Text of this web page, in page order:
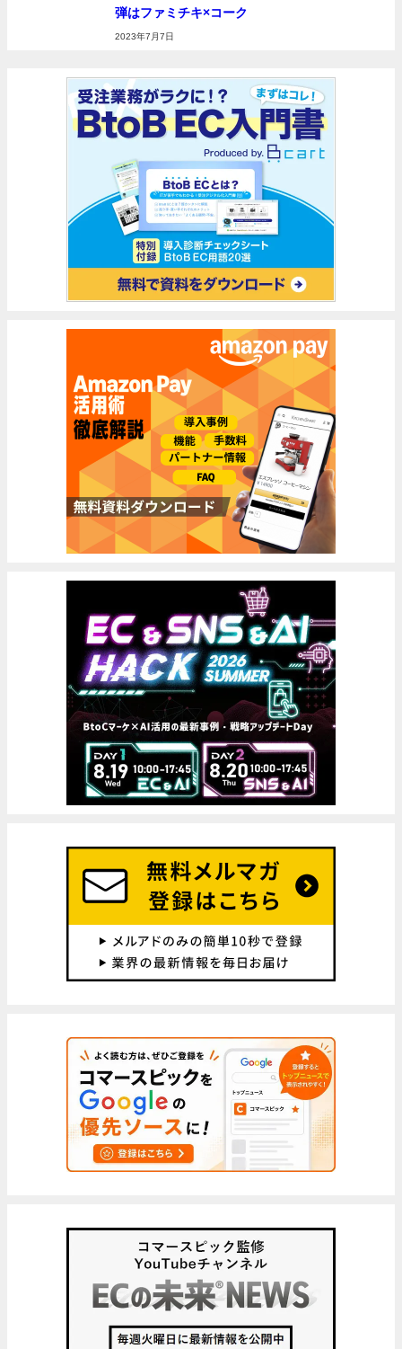
弾はファミチキ×コーク
2023年7月7日